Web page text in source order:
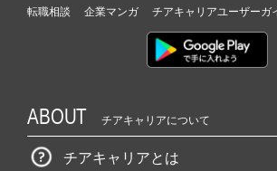
転職相談
企業マンガ チアキャリアユーザーガ
ABOUT チアキャリアについて
チアキャリアとは